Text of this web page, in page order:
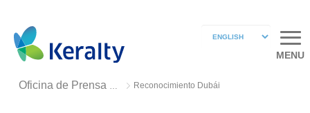
MENU
Oficina de Prensa 2018 Reconocimiento Dubái